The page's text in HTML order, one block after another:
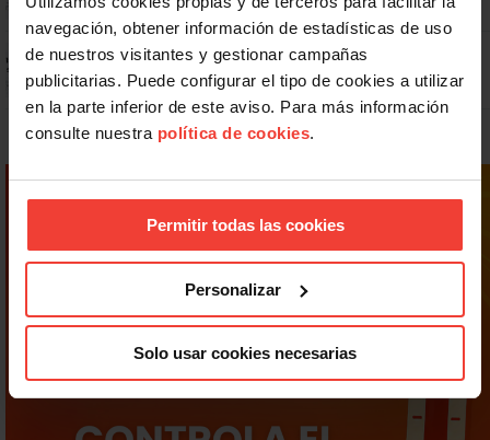
navegación, obtener información de estadísticas de uso
de nuestros visitantes y gestionar campañas
publicitarias. Puede configurar el tipo de cookies a utilizar
en la parte inferior de este aviso. Para más información
consulte nuestra política de cookies.
Permitir todas las cookies
Personalizar
Solo usar cookies necesarias
Prepara gratis con USO las oposiciones a AGE, Seguridad Social y